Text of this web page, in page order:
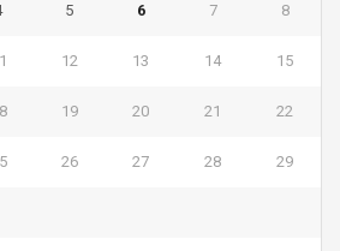
5 6 7 8
12 13 14 15
19 20 21 22
26 27 28 29